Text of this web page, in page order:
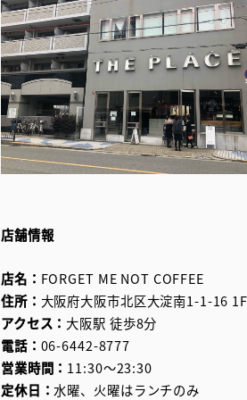
店舗情報
店名： FORGET ME NOT COFFEE
住所： 大阪府大阪市北区大淀南1-1-16 1F
アクセス： 大阪駅 徒歩8分
電話： 06-6442-8777
営業時間： 11:30～23:30
定休日：水曜、火曜はランチのみ